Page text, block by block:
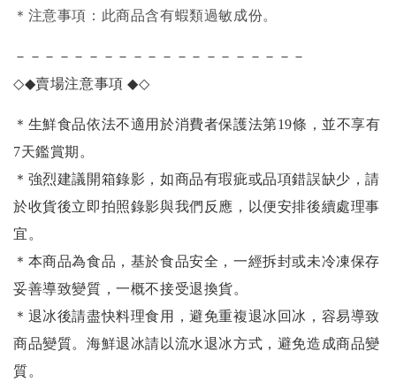
＊注意事項：此商品含有蝦類過敏成份。
－－－－－－－－－－－－－－－－－－－－
◇◆賣場注意事項◆◇
＊生鮮食品依法不適用於消費者保護法第19條，並不享有
7天鑑賞期。
＊強烈建議開箱錄影，如商品有瑕疵或品項錯誤缺少，請
於收貨後立即拍照錄影與我們反應，以便安排後續處理事
宜。
＊本商品為食品，基於食品安全，一經拆封或未冷凍保存
妥善導致變質，一概不接受退換貨。
＊退冰後請盡快料理食用，避免重複退冰回冰，容易導致
商品變質。海鮮退冰請以流水退冰方式，避免造成商品變
質。